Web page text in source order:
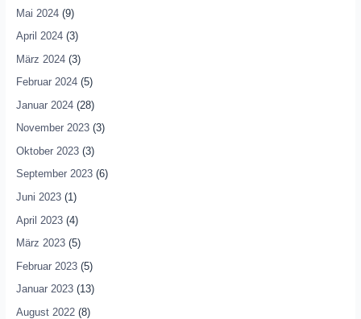
Mai 2024(9)
April 2024(3)
März 2024(3)
Februar 2024(5)
Januar 2024(28)
November 2023(3)
Oktober 2023(3)
September 2023(6)
Juni 2023(1)
April 2023(4)
März 2023(5)
Februar 2023(5)
Januar 2023(13)
August 2022(8)